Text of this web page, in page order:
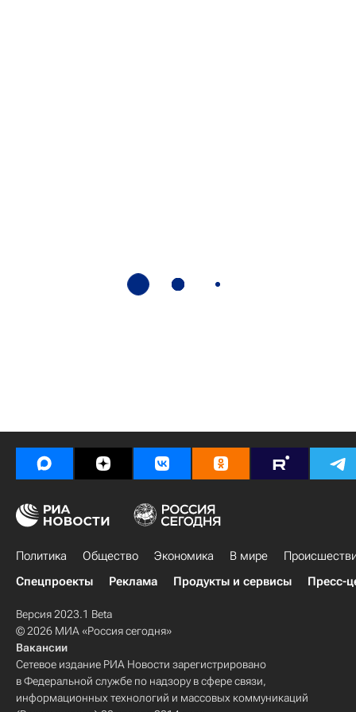
Политика Общество Экономика В мире
Спецпроекты
Реклама Продукты и сервисы Пресс-
Версия 2023.1 Beta
© 2026 МИА «Россия сегодня»
Вакансии
Сетевое издание РИА Новости зарегистрировано
в Федеральной службе по надзору в сфере связи,
информационных технологий и массовых коммуникаций